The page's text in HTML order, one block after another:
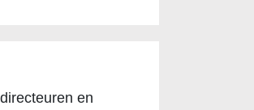
en